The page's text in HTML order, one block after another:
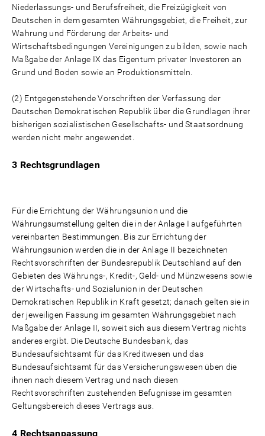
Niederlassungs- und Berufsfreiheit, die Freizügigkeit von
Deutschen in dem gesamten Währungsgebiet, die Freiheit, zur
Wahrung und Förderung der Arbeits- und
Wirtschaftsbedingungen Vereinigungen zu bilden, sowie nach
Maßgabe der Anlage IX das Eigentum privater Investoren an
Grund und Boden sowie an Produktionsmitteln.
(2) Entgegenstehende Vorschriften der Verfassung der
Deutschen Demokratischen Republik über die Grundlagen ihrer
bisherigen sozialistischen Gesellschafts- und Staatsordnung
werden nicht mehr angewendet.
3 Rechtsgrundlagen
Für die Errichtung der Währungsunion und die
Währungsumstellung gelten die in der Anlage I aufgeführten
vereinbarten Bestimmungen. Bis zur Errichtung der
Währungsunion werden die in der Anlage II bezeichneten
Rechtsvorschriften der Bundesrepublik Deutschland auf den
Gebieten des Währungs-, Kredit-, Geld- und Münzwesens sowie
der Wirtschafts- und Sozialunion in der Deutschen
Demokratischen Republik in Kraft gesetzt; danach gelten sie in
der jeweiligen Fassung im gesamten Währungsgebiet nach
Maßgabe der Anlage II, soweit sich aus diesem Vertrag nichts
anderes ergibt. Die Deutsche Bundesbank, das
Bundesaufsichtsamt für das Kreditwesen und das
Bundesaufsichtsamt für das Versicherungswesen üben die
ihnen nach diesem Vertrag und nach diesen
Rechtsvorschriften zustehenden Befugnisse im gesamten
Geltungsbereich dieses Vertrags aus.
4 Rechtsanpassung